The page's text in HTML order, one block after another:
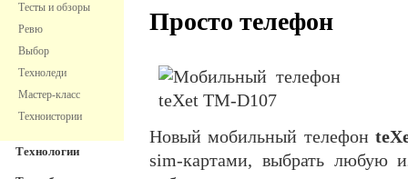
Тесты и обзоры
Ревю
Выбор
Техноледи
Мастер-класс
Техноистории
Технологии
Просто телефон
Новый мобильный телефон
sim-картами, выбрать любую